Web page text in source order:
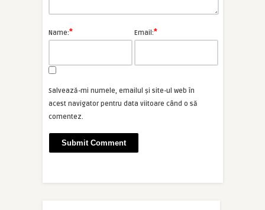
Name:* Email:*
Salvează-mi numele, emailul și site-ul web în
acest navigator pentru data viitoare când o să
comentez.